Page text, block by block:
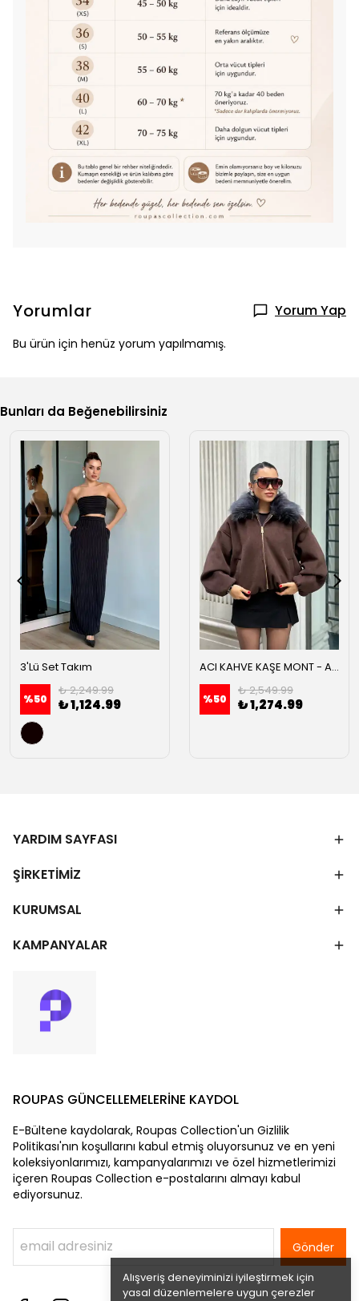
Alışveriş deneyiminizi iyileştirmek için
yasal düzenlemelere uygun çerezler
Yorumlar Yorum Yap
Bu ürün için henüz yorum yapılmamış.
Bunları da Beğenebilirsiniz
3'Lü Set Takım
%50
₺ 2,249.99
₺ 1,124.99
ACI KAHVE KAŞE MONT - Acı kahve
%50
₺ 2,549.99
₺ 1,274.99
YARDIM SAYFASI
ŞİRKETİMİZ
KURUMSAL
KAMPANYALAR
ROUPAS GÜNCELLEMELERİNE KAYDOL
E-Bültene kaydolarak, Roupas Collection'un Gizlilik
Politikası'nın koşullarını kabul etmiş oluyorsunuz ve en yeni
koleksiyonlarımızı, kampanyalarımızı ve özel hizmetlerimizi
içeren Roupas Collection e-postalarını almayı kabul
ediyorsunuz.
Gönder